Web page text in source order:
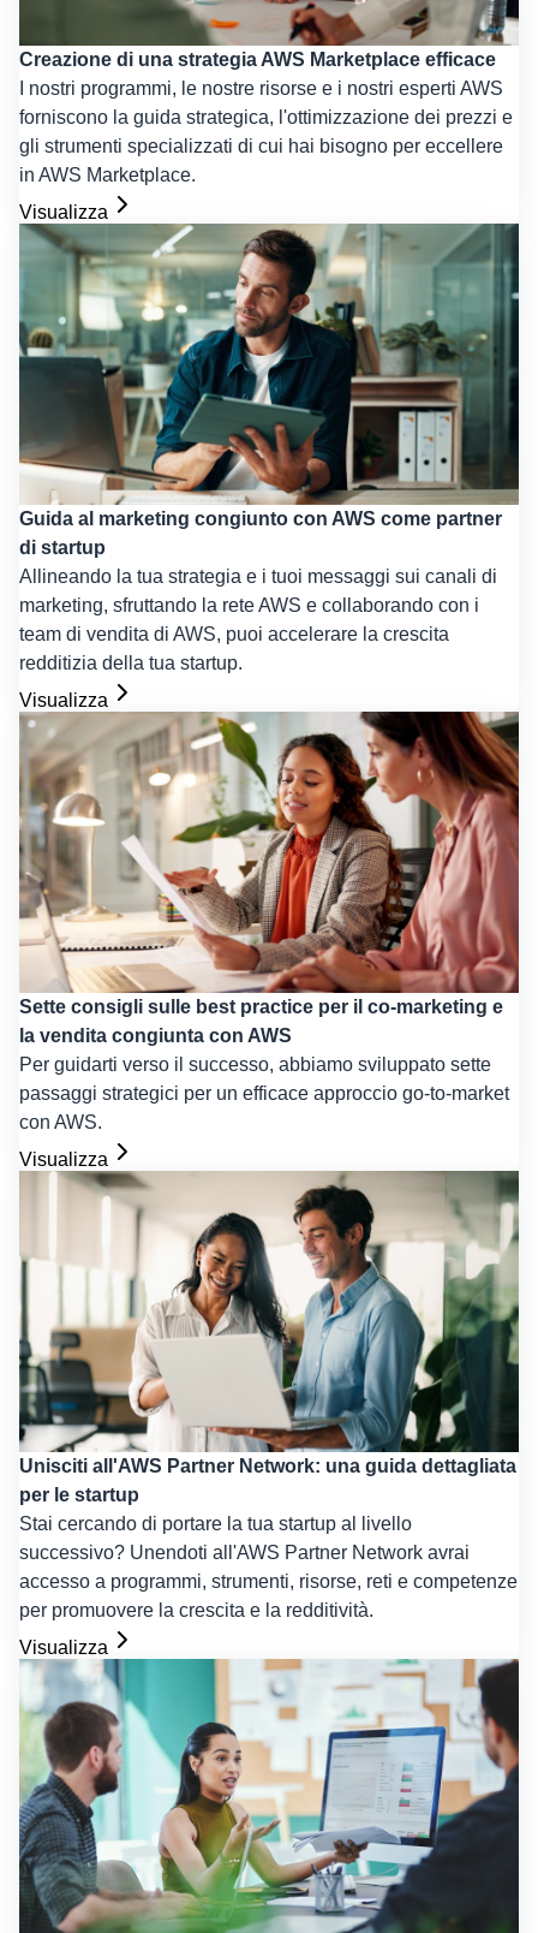
Creazione di una strategia AWS Marketplace efficace
I nostri programmi, le nostre risorse e i nostri esperti AWS
forniscono la guida strategica, l'ottimizzazione dei prezzi e
gli strumenti specializzati di cui hai bisogno per eccellere
in AWS Marketplace.
Visualizza
Guida al marketing congiunto con AWS come partner
di startup
Allineando la tua strategia e i tuoi messaggi sui canali di
marketing, sfruttando la rete AWS e collaborando con i
team di vendita di AWS, puoi accelerare la crescita
redditizia della tua startup.
Visualizza
Sette consigli sulle best practice per il co-marketing e
la vendita congiunta con AWS
Per guidarti verso il successo, abbiamo sviluppato sette
passaggi strategici per un efficace approccio go-to-market
con AWS.
Visualizza
Unisciti all'AWS Partner Network: una guida dettagliata
per le startup
Stai cercando di portare la tua startup al livello
successivo? Unendoti all'AWS Partner Network avrai
accesso a programmi, strumenti, risorse, reti e competenze
per promuovere la crescita e la redditività.
Visualizza